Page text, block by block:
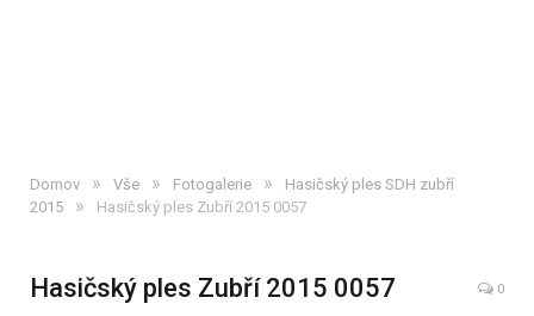
Domov » Vše » Fotogalerie »
Hasičský ples SDH zubří
2015
» Hasičský ples Zubří 2015 0057
Hasičský ples Zubří 2015 0057 0